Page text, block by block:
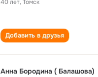
40 лет,Томск
Добавить в друзья
Анна Бородина ( Балашова)